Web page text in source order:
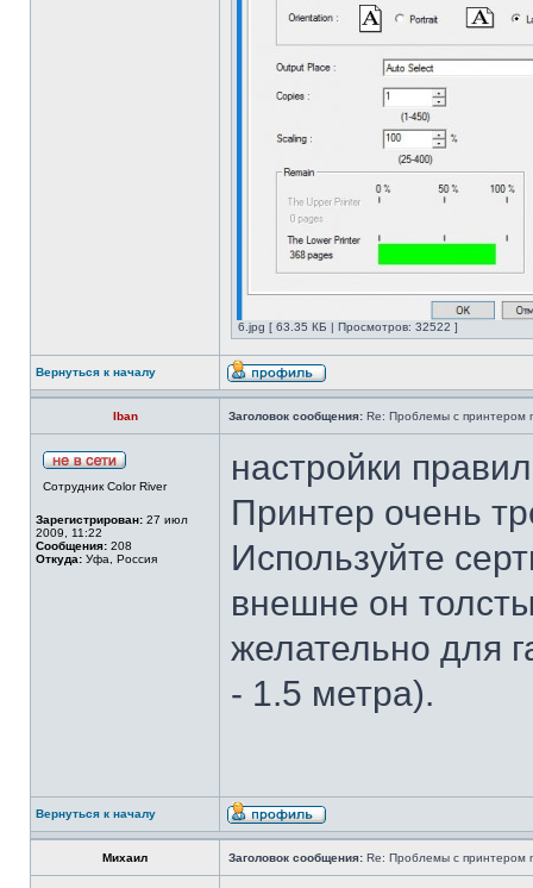
6.jpg [ 63.35 КБ | Просмотров: 32522 ]
Вернуться к началу
Iban Заголовок сообщения: Re: Проблемы с принтером
Сотрудник Color River
Зарегистрирован: 27 июл
2009, 11:22
Сообщения: 208
Откуда: Уфа, Россия
настройки
Принтер очень
Используйте
внешне он
желательно для
- 1.5 метра).
Вернуться к началу
Михаил Заголовок сообщения: Re: Проблемы с принтером